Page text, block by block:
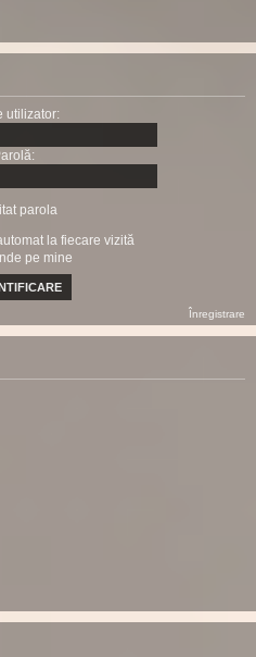
utilizator:
parola
la fiecare vizită
pe mine
Înregistrare